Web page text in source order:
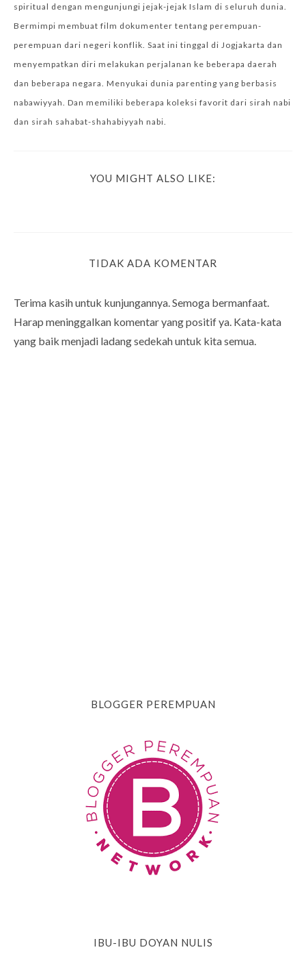
spiritual dengan mengunjungi jejak-jejak Islam di seluruh dunia.
Bermimpi membuat film dokumenter tentang perempuan-
perempuan dari negeri konflik. Saat ini tinggal di Jogjakarta dan
menyempatkan diri melakukan perjalanan ke beberapa daerah
dan beberapa negara. Menyukai dunia parenting yang berbasis
nabawiyyah. Dan memiliki beberapa koleksi favorit dari sirah nabi
dan sirah sahabat-shahabiyyah nabi.
YOU MIGHT ALSO LIKE:
TIDAK ADA KOMENTAR
Terima kasih untuk kunjungannya. Semoga bermanfaat.
Harap meninggalkan komentar yang positif ya. Kata-kata
yang baik menjadi ladang sedekah untuk kita semua.
BLOGGER PEREMPUAN
IBU-IBU DOYAN NULIS